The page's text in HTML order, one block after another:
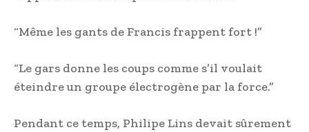
“Même les gants de Francis frappent fort !”
“Le gars donne les coups comme s’il voulait
éteindre un groupe électrogène par la force.”
Pendant ce temps, Philipe Lins devait sûrement